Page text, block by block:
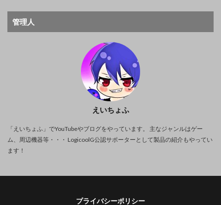
管理人
えいちょふ
「えいちょふ」でYouTubeやブログをやっています。 主なジャンルはゲー
ム、周辺機器等・・・ LogicoolG公認サポーターとして製品の紹介もやってい
ます！
プライバシーポリシー